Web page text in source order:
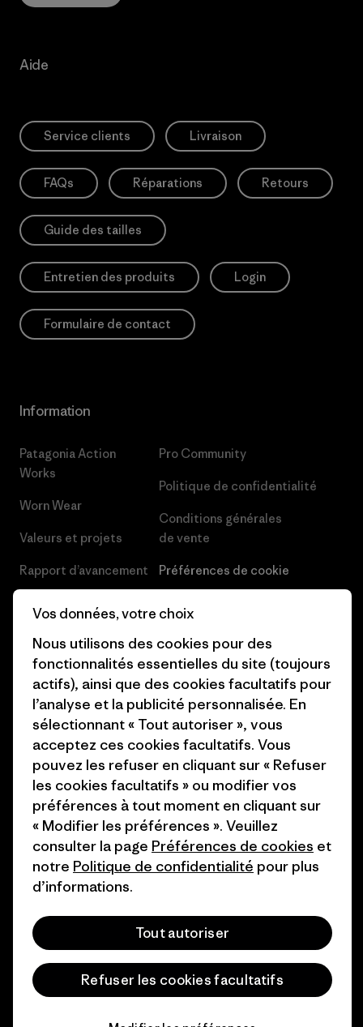
Aide
Service clients Livraison
FAQs Réparations Retours
Guide des tailles
Entretien des produits Login
Formulaire de contact
Information
Patagonia Action
Works
Worn Wear
Valeurs et projets
Rapport d’avancement
Objectifs climatiques
1% For The Planet
Comment nous
finançons
Cartes cadeaux
Nos magasins
Pro Community
Politique de confidentialité
Conditions générales
de vente
Préférences de cookie
Presse et media
Industry program
Programme d’affiliation
Patagonia Luxembourg Plan du
site
© 2026 Patagonia, Inc. All Rights Reserved.
Vos données, votre choix
Nous utilisons des cookies pour des
fonctionnalités essentielles du site (toujours
actifs), ainsi que des cookies facultatifs pour
l’analyse et la publicité personnalisée. En
sélectionnant « Tout autoriser », vous
acceptez ces cookies facultatifs. Vous
pouvez les refuser en cliquant sur « Refuser
les cookies facultatifs » ou modifier vos
préférences à tout moment en cliquant sur
« Modifier les préférences ». Veuillez
consulter la page Préférences de cookies et
notre Politique de confidentialité pour plus
d’informations.
Tout autoriser
Refuser les cookies facultatifs